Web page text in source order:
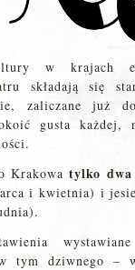
w krajach
składają się
zaliczane już
gusta każdej,
Krakowatylko
i kwietnia) i
tym dziwnego –